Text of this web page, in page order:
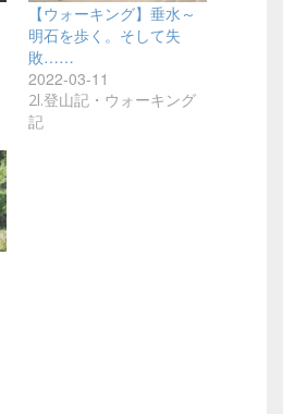
【ウォーキング】垂水～
明石を歩く。そして失
敗……
2022-03-11
2l.登山記・ウォーキング
記